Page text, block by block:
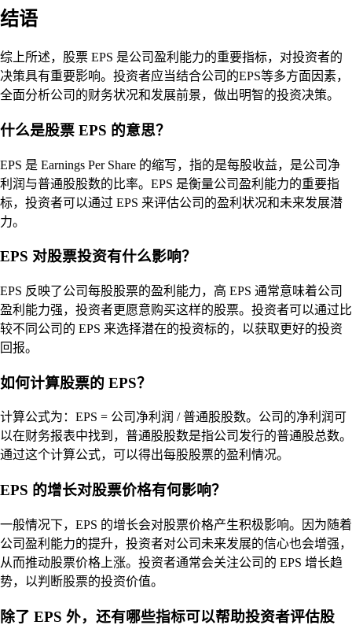
结语
综上所述，股票 EPS 是公司盈利能力的重要指标，对投资者的
决策具有重要影响。投资者应当结合公司的EPS等多方面因素，
全面分析公司的财务状况和发展前景，做出明智的投资决策。
什么是股票 EPS 的意思？
EPS 是 Earnings Per Share 的缩写，指的是每股收益，是公司净
利润与普通股股数的比率。EPS 是衡量公司盈利能力的重要指
标，投资者可以通过 EPS 来评估公司的盈利状况和未来发展潜
力。
EPS 对股票投资有什么影响？
EPS 反映了公司每股股票的盈利能力，高 EPS 通常意味着公司
盈利能力强，投资者更愿意购买这样的股票。投资者可以通过比
较不同公司的 EPS 来选择潜在的投资标的，以获取更好的投资
回报。
如何计算股票的 EPS？
计算公式为：EPS = 公司净利润 / 普通股股数。公司的净利润可
以在财务报表中找到，普通股股数是指公司发行的普通股总数。
通过这个计算公式，可以得出每股股票的盈利情况。
EPS 的增长对股票价格有何影响？
一般情况下，EPS 的增长会对股票价格产生积极影响。因为随着
公司盈利能力的提升，投资者对公司未来发展的信心也会增强，
从而推动股票价格上涨。投资者通常会关注公司的 EPS 增长趋
势，以判断股票的投资价值。
除了 EPS 外，还有哪些指标可以帮助投资者评估股